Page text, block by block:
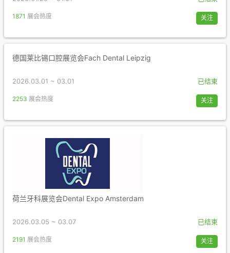
1871 展会热度 关注
德国莱比锡口腔展览会Fach Dental Leipzig
2026.03.01 ~ 03.01 已结束
2253 展会热度 关注
荷兰牙科展览会Dental Expo Amsterdam
2026.03.05 ~ 03.07 已结束
2191 展会热度 关注